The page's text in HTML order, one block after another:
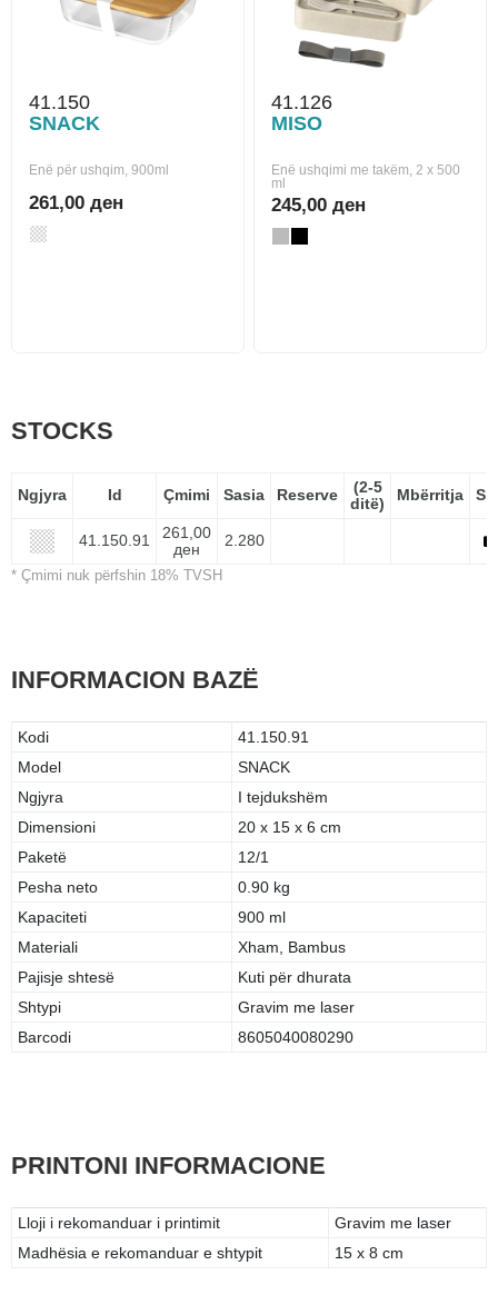
41.150
SNACK
Enë për ushqim, 900ml
261,00 ден
41.126
MISO
Enë ushqimi me takëm, 2 x 500
ml
245,00 ден
STOCKS
Ngjyra Id Çmimi Sasia Reserve
(2-5
ditë)
Mbërritja
41.150.91
261,00
ден
2.280
* Çmimi nuk përfshin 18% TVSH
INFORMACION BAZË
Kodi
41.150.91
Model
SNACK
Ngjyra
I tejdukshëm
Dimensioni
20 x 15 x 6 cm
Paketë
12/1
Pesha neto
0.90 kg
Kapaciteti
900 ml
Materiali
Xham, Bambus
Pajisje shtesë
Kuti për dhurata
Shtypi
Gravim me laser
Barcodi
8605040080290
PRINTONI INFORMACIONE
Lloji i rekomanduar i printimit
Gravim me laser
Madhësia e rekomanduar e shtypit
15 x 8 cm